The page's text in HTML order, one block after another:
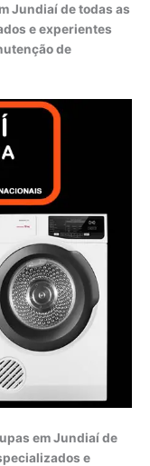
Jundiaí de todas as
e experientes
de
em Jundiaí de
e